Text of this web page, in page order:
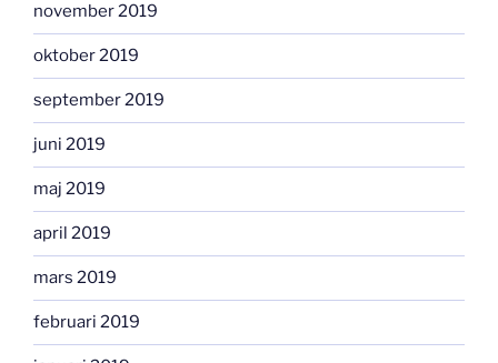
november 2019
oktober 2019
september 2019
juni 2019
maj 2019
april 2019
mars 2019
februari 2019